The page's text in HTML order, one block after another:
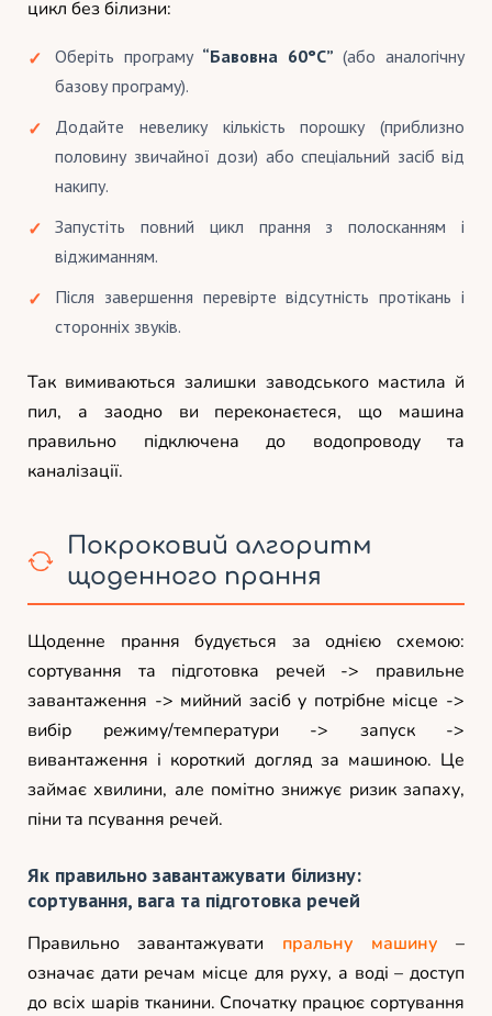
цикл без білизни:
Оберіть програму “Бавовна 60°C” (або аналогічну
базову програму).
Додайте невелику кількість порошку (приблизно
половину звичайної дози) або спеціальний засіб від
накипу.
Запустіть повний цикл прання з полосканням і
віджиманням.
Після завершення перевірте відсутність протікань і
сторонніх звуків.
Так вимиваються залишки заводського мастила й
пил, а заодно ви переконаєтеся, що машина
правильно підключена до водопроводу та
каналізації.
Покроковий алгоритм
щоденного прання
Щоденне прання будується за однією схемою:
сортування та підготовка речей -> правильне
завантаження -> мийний засіб у потрібне місце ->
вибір режиму/температури -> запуск ->
вивантаження і короткий догляд за машиною. Це
займає хвилини, але помітно знижує ризик запаху,
піни та псування речей.
Як правильно завантажувати білизну:
сортування, вага та підготовка речей
Правильно завантажувати пральну машину –
означає дати речам місце для руху, а воді – доступ
до всіх шарів тканини. Спочатку працює сортування